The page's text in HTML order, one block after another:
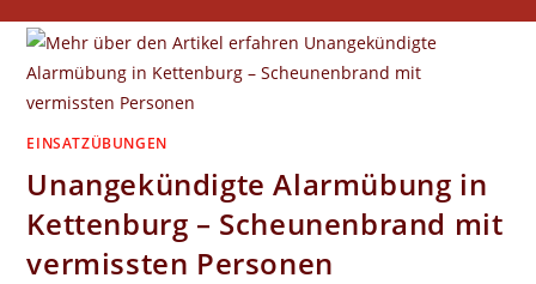
EINSATZÜBUNGEN
Unangekündigte Alarmübung in
Kettenburg – Scheunenbrand mit
vermissten Personen